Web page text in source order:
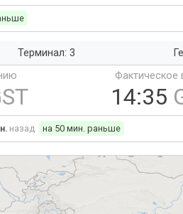
Терминал: 3
Фактическое
14:35
назад на 50 мин. раньше